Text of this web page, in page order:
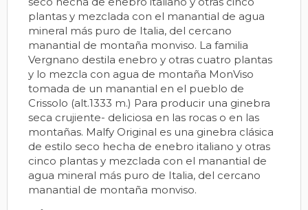
plantas y mezclada con el manantial de agua
mineral más puro de Italia, del cercano
manantial de montaña monviso. La familia
Vergnano destila enebro y otras cuatro plantas
y lo mezcla con agua de montaña MonViso
tomada de un manantial en el pueblo de
Crissolo (alt.1333 m.) Para producir una ginebra
seca crujiente- deliciosa en las rocas o en las
montañas. Malfy Original es una ginebra clásica
de estilo seco hecha de enebro italiano y otras
cinco plantas y mezclada con el manantial de
agua mineral más puro de Italia, del cercano
manantial de montaña monviso.